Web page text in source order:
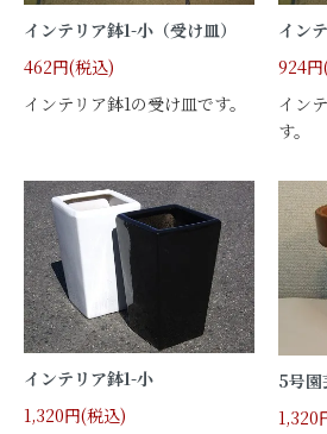
インテリア鉢1-小（受け皿）
462円(税込)
インテリア鉢1の受け皿です。
イン
924
イン
す。
インテリア鉢1-小
1,320円(税込)
5号園
1,320